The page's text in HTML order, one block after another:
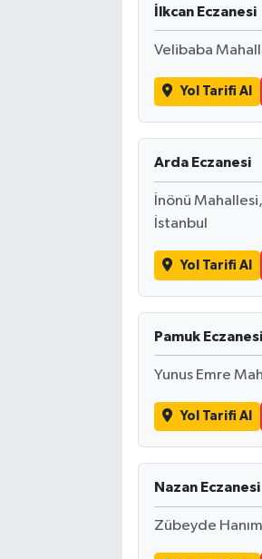
İlkcan Eczanesi
Velibaba
Yol Tarifi Al
Arda Eczanesi
İnönü
İstanbul
Yol Tarifi Al
Pamuk Eczanesi
Yunus Emre
Yol Tarifi Al
Nazan Eczanesi
Zübeyde